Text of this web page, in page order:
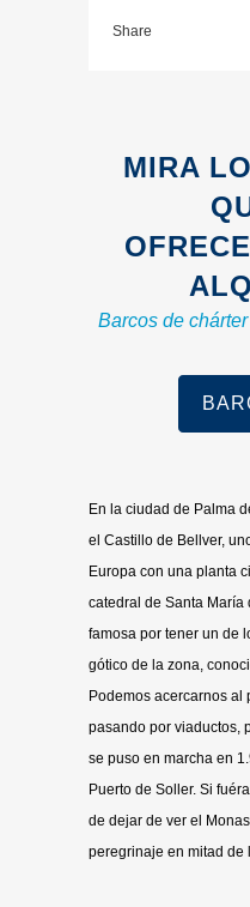
Share
MIRA
Barcos de
En la ciudad de Palma
el Castillo de Bellver,
Europa con una planta
catedral de Santa María
famosa por tener un de
gótico de la zona,
Podemos acercarnos al
pasando por viaductos,
se puso en marcha en
Puerto de Soller. Si
de dejar de ver el
peregrinaje en mitad de